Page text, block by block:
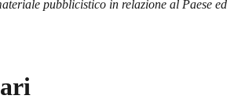
pubblicistico in relazione al Paese ed